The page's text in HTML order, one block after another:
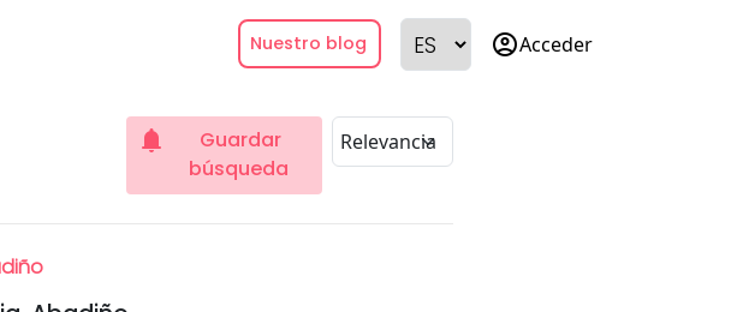
Nuestro blog account_circleAcceder
notifications
Guardar
búsqueda